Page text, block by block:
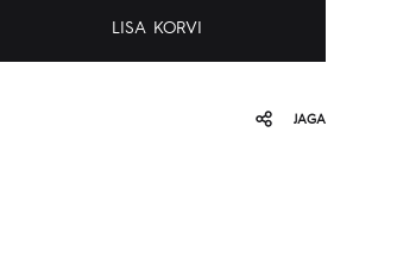
LISA KORVI
JAGA